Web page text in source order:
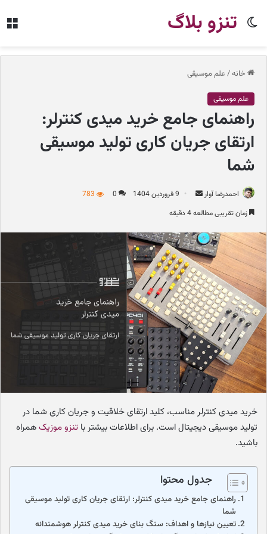
تنزو بلاگ
تغییر
خانه/ علم موسیقی
علم موسیقی
راهنمای جامع خرید میدی کنترلر:
ارتقای جریان کاری تولید موسیقی
شما
احمدرضا آوار
ا
ل
ب
ه
ا
ی
م
ی
ل
9 فروردین 1404 0
783
زمان تقریبی مطالعه 4 دقیقه
خرید میدی کنترلر مناسب، کلید ارتقای خلاقیت و جریان کاری شما در
تولید موسیقی دیجیتال است. برای اطلاعات بیشتر با تنزو موزیکهمراه
باشید.
جدول محتوا
راهنمای جامع خرید میدی کنترلر: ارتقای جریان کاری تولید موسیقی
شما
تعیین نیازها و اهداف: سنگ بنای خرید میدی کنترلر هوشمندانه